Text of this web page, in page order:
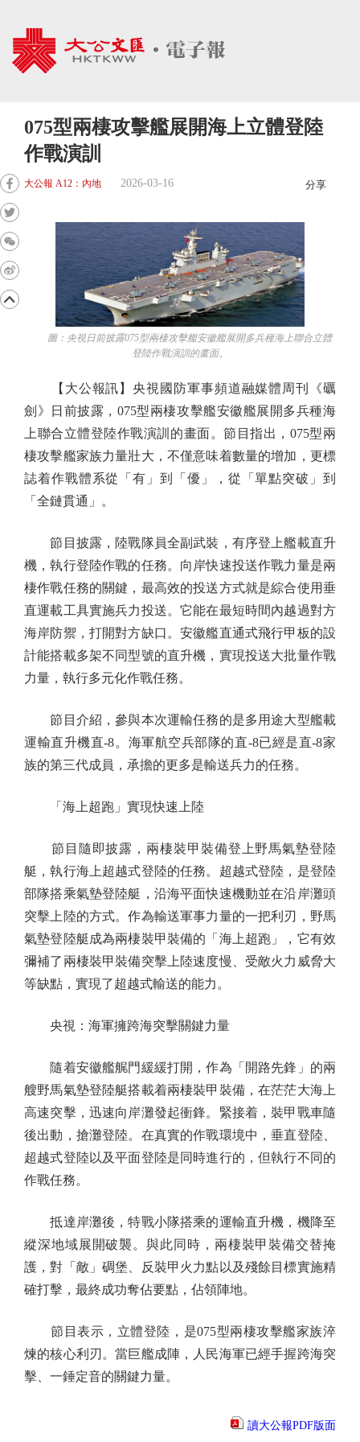
075型兩棲攻擊艦展開海上立體登陸
作戰演訓
大公報 A12：內地 2026-03-16 分享
圖：央視日前披露075型兩棲攻擊艦安徽艦展開多兵種海上聯合立體
登陸作戰演訓的畫面。
【大公報訊】央視國防軍事頻道融媒體周刊《礪
劍》日前披露，075型兩棲攻擊艦安徽艦展開多兵種海
上聯合立體登陸作戰演訓的畫面。節目指出，075型兩
棲攻擊艦家族力量壯大，不僅意味着數量的增加，更標
誌着作戰體系從「有」到「優」，從「單點突破」到
「全鏈貫通」。
節目披露，陸戰隊員全副武裝，有序登上艦載直升
機，執行登陸作戰的任務。向岸快速投送作戰力量是兩
棲作戰任務的關鍵，最高效的投送方式就是綜合使用垂
直運載工具實施兵力投送。它能在最短時間內越過對方
海岸防禦，打開對方缺口。安徽艦直通式飛行甲板的設
計能搭載多架不同型號的直升機，實現投送大批量作戰
力量，執行多元化作戰任務。
節目介紹，參與本次運輸任務的是多用途大型艦載
運輸直升機直-8。海軍航空兵部隊的直-8已經是直-8家
族的第三代成員，承擔的更多是輸送兵力的任務。
「海上超跑」實現快速上陸
節目隨即披露，兩棲裝甲裝備登上野馬氣墊登陸
艇，執行海上超越式登陸的任務。超越式登陸，是登陸
部隊搭乘氣墊登陸艇，沿海平面快速機動並在沿岸灘頭
突擊上陸的方式。作為輸送軍事力量的一把利刃，野馬
氣墊登陸艇成為兩棲裝甲裝備的「海上超跑」，它有效
彌補了兩棲裝甲裝備突擊上陸速度慢、受敵火力威脅大
等缺點，實現了超越式輸送的能力。
央視：海軍擁跨海突擊關鍵力量
隨着安徽艦艉門緩緩打開，作為「開路先鋒」的兩
艘野馬氣墊登陸艇搭載着兩棲裝甲裝備，在茫茫大海上
高速突擊，迅速向岸灘發起衝鋒。緊接着，裝甲戰車隨
後出動，搶灘登陸。在真實的作戰環境中，垂直登陸、
超越式登陸以及平面登陸是同時進行的，但執行不同的
作戰任務。
抵達岸灘後，特戰小隊搭乘的運輸直升機，機降至
縱深地域展開破襲。與此同時，兩棲裝甲裝備交替掩
護，對「敵」碉堡、反裝甲火力點以及殘餘目標實施精
確打擊，最終成功奪佔要點，佔領陣地。
節目表示，立體登陸，是075型兩棲攻擊艦家族淬
煉的核心利刃。當巨艦成陣，人民海軍已經手握跨海突
擊、一錘定音的關鍵力量。
讀大公報PDF版面